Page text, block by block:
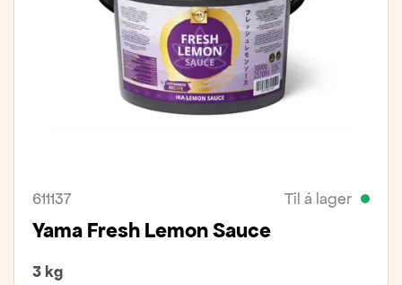
611137 Til á lager
Yama Fresh Lemon Sauce
3 kg